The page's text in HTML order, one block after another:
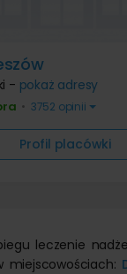
- pokaż adresy
• 3752 opinii
Profil placówki
leczenie
miejscowościach: